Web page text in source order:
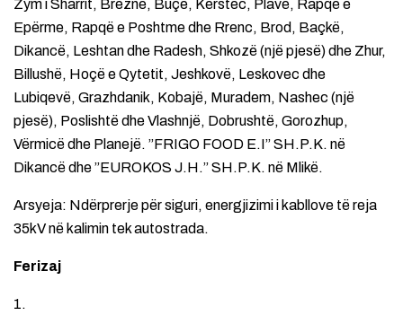
Zym i Sharrit, Brezne, Buçe, Kërstec, Plavë, Rapqë e
Epërme, Rapqë e Poshtme dhe Rrenc, Brod, Baçkë,
Dikancë, Leshtan dhe Radesh, Shkozë (një pjesë) dhe Zhur,
Billushë, Hoçë e Qytetit, Jeshkovë, Leskovec dhe
Lubiqevë, Grazhdanik, Kobajë, Muradem, Nashec (një
pjesë), Poslishtë dhe Vlashnjë, Dobrushtë, Gorozhup,
Vërmicë dhe Planejë. ”FRIGO FOOD E.I” SH.P.K. në
Dikancë dhe ”EUROKOS J.H.” SH.P.K. në Mlikë.
Arsyeja: Ndërprerje për siguri, energjizimi i kabllove të reja
35kV në kalimin tek autostrada.
Ferizaj
1.